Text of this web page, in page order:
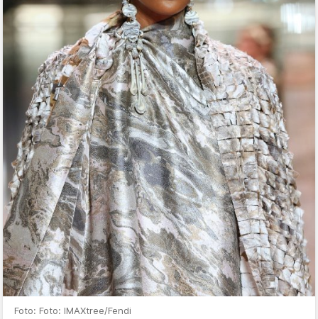
Foto: Foto: IMAXtree/Fendi